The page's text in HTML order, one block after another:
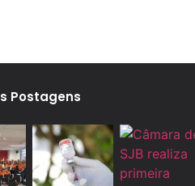
Postagens